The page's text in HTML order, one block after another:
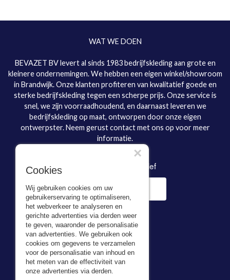
WAT WE DOEN
BEVAZET BV levert al sinds 1983 bedrijfskleding aan grote en
kleinere ondernemingen. We hebben een eigen winkel/showroom
in Brandwijk. Onze klanten profiteren van kwalitatief goede en
sterke bedrijfskleding tegen een scherpe prijs. Onze service is
snel, we zijn voorraadhoudend, en daarnaast leveren we
bedrijfskleding op maat, ontworpen door onze eigen
ontwerpster. Neem gerust contact met ons op voor meer
informatie.
Inschrijven nieuwsbrief
Adresgegevens
Cookies
Wij gebruiken cookies om uw
gebruikerservaring te optimaliseren,
het webverkeer te analyseren en
gerichte advertenties via derden weer
te geven, waaronder de personalisatie
van advertenties. We gebruiken ook
cookies om gegevens te verzamelen
voor de personalisatie van inhoud en
het meten van de effectiviteit van
onze advertenties via derden.
×